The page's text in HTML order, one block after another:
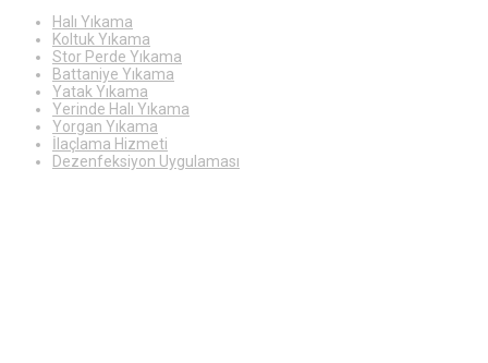
Halı Yıkama
Koltuk Yıkama
Stor Perde Yıkama
Battaniye Yıkama
Yatak Yıkama
Yerinde Halı Yıkama
Yorgan Yıkama
İlaçlama Hizmeti
Dezenfeksiyon Uygulaması